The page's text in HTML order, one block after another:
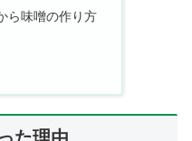
ら味噌の作り方